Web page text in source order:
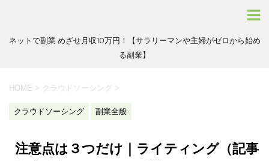
ネットで副業 めざせ月収10万円！【サラリーマンや主婦がゼロから始め
る副業】
HOME > クラウドソーシング >
クラウドソーシング 副業全般
注意点は３つだけ｜ライティング（記事